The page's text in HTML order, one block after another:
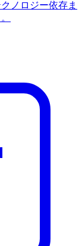
ノロジー依存ま